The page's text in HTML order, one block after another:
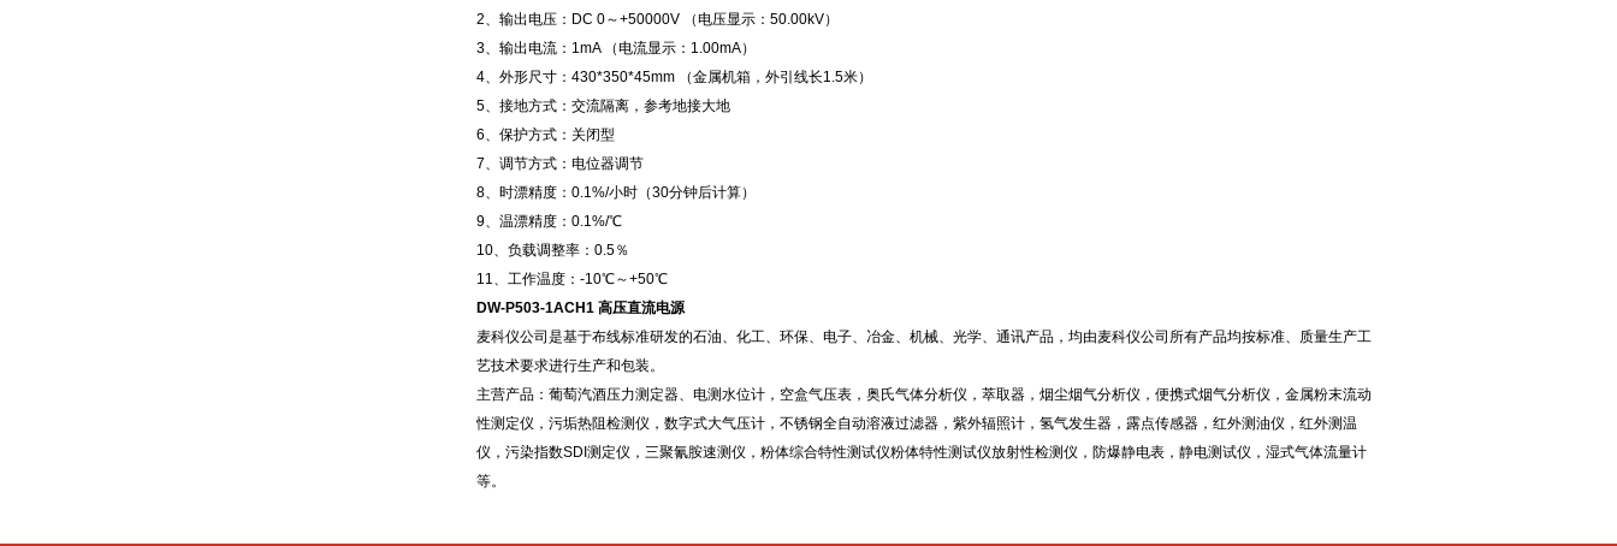
2、输出电压：DC 0～+50000V （电压显示：50.00kV）
3、输出电流：1mA （电流显示：1.00mA）
4、外形尺寸：430*350*45mm （金属机箱，外引线长1.5米）
5、接地方式：交流隔离，参考地接大地
6、保护方式：关闭型
7、调节方式：电位器调节
8、时漂精度：0.1%/小时（30分钟后计算）
9、温漂精度：0.1%/℃
10、负载调整率：0.5％
11、工作温度：-10℃～+50℃
DW-P503-1ACH1 高压直流电源
麦科仪公司是基于布线标准研发的石油、化工、环保、电子、冶金、机械、光学、通讯产品，均由麦科仪公司所有产品均按标准、质量生产工
艺技术要求进行生产和包装。
主营产品：葡萄汽酒压力测定器、电测水位计，空盒气压表，奥氏气体分析仪，萃取器，烟尘烟气分析仪，便携式烟气分析仪，金属粉末流动
性测定仪，污垢热阻检测仪，数字式大气压计，不锈钢全自动溶液过滤器，紫外辐照计，氢气发生器，露点传感器，红外测油仪，红外测温
仪，污染指数SDI测定仪，三聚氰胺速测仪，粉体综合特性测试仪粉体特性测试仪放射性检测仪，防爆静电表，静电测试仪，湿式气体流量计
等。